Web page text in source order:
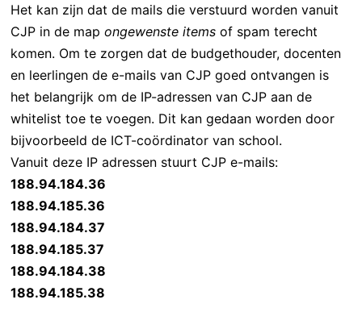
Het kan zijn dat de mails die verstuurd worden vanuit
CJP in de map ongewenste items of spam terecht
komen. Om te zorgen dat de budgethouder, docenten
en leerlingen de e-mails van CJP goed ontvangen is
het belangrijk om de IP-adressen van CJP aan de
whitelist toe te voegen. Dit kan gedaan worden door
bijvoorbeeld de ICT-coördinator van school.
Vanuit deze IP adressen stuurt CJP e-mails:
188.94.184.36
188.94.185.36
188.94.184.37
188.94.185.37
188.94.184.38
188.94.185.38